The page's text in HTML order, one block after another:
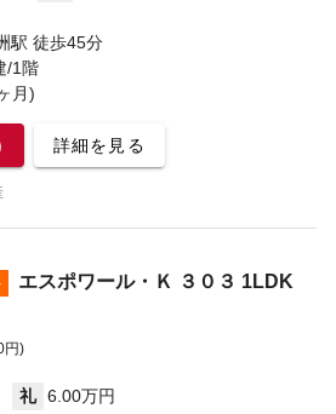
駅 徒歩45分
/1階
月)
詳細を見る
エスポワール・Ｋ ３０３ 1LDK
円)
礼 6.00万円